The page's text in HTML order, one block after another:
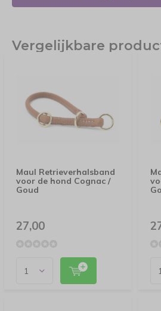
Vergelijkbare
Maul Retrieverhalsband
voor de hond Cognac /
Goud
27,00